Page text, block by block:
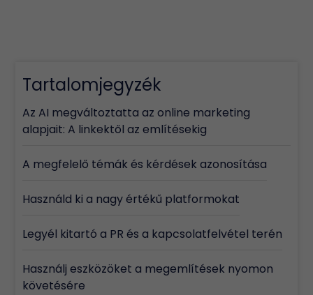
Tartalomjegyzék
Az AI megváltoztatta az online marketing
alapjait: A linkektől az említésekig
A megfelelő témák és kérdések azonosítása
Használd ki a nagy értékű platformokat
Legyél kitartó a PR és a kapcsolatfelvétel terén
Használj eszközöket a megemlítések nyomon
követésére